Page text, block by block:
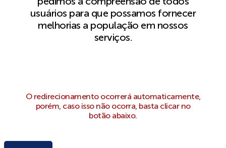
usuários para que possamos fornecer
melhorias a população em nossos
serviços.
O redirecionamento ocorrerá automaticamente,
porém, caso isso não ocorra, basta clicar no
botão abaixo.